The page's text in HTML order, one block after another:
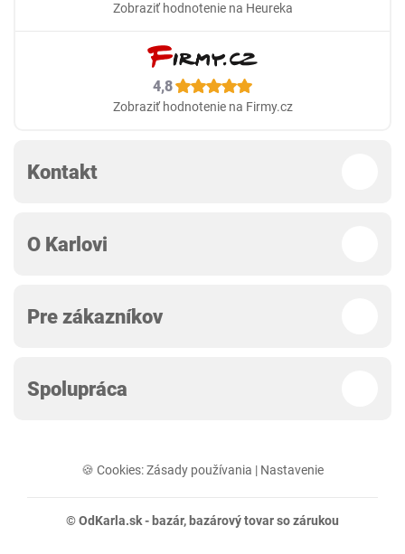
Zobraziť hodnotenie na Heureka
4,8
Zobraziť hodnotenie na Firmy.cz
Kontakt
O Karlovi
Pre zákazníkov
Spolupráca
🍪 Cookies:Zásady používania | Nastavenie
© OdKarla.sk - bazár, bazárový tovar so zárukou